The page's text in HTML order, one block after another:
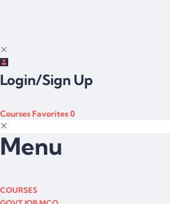
Login/Sign Up
CoursesFavorites0
Menu
COURSES